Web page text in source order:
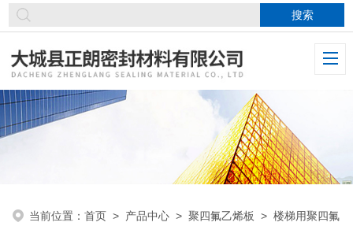
当前位置：首页 > 产品中心 >聚四氟乙烯板 >楼梯用聚四氟